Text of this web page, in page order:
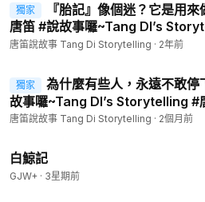
流感肺炎來襲怎麼辦? 看3個不可思議
https://www.secretchina.com/
https://www.ntdtv.com/b5/2025/02/
推薦頻道 愛.趣旅行https://reurl.cc/
獨家
『胎記』像個迷？它是用
唐笛 #說故事囉~Tang DI’s
唐笛說故事 Tang Di Storytelling · 2年前
獨家
為什麼有些人，永遠不敢
故事囉~Tang DI’s Storytelling #唐笛說故事 , #Tang
DI’s Storytelling ,#生活, #教育 ,
唐笛說故事 Tang Di Storytelling · 2個月前
白鯨記
GJW+ · 3星期前